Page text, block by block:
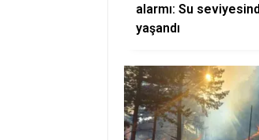
alarmı: Su
yaşandı